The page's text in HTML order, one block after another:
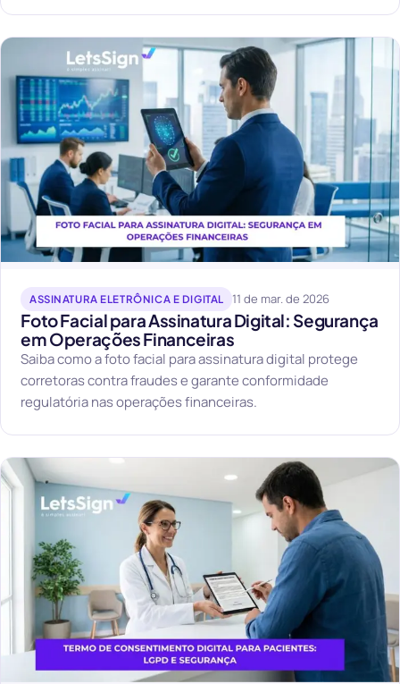
ASSINATURA ELETRÔNICA E DIGITAL 11 de mar. de 2026
Foto Facial para Assinatura Digital: Segurança
em Operações Financeiras
Saiba como a foto facial para assinatura digital protege
corretoras contra fraudes e garante conformidade
regulatória nas operações financeiras.